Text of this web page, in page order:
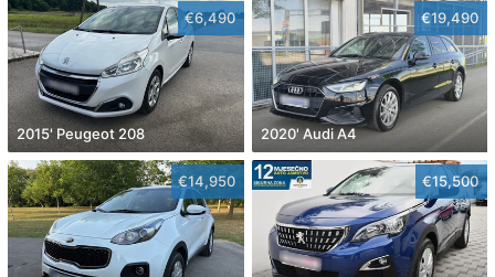
€6,490
2015' Peugeot 208
€19,490
2020' Audi A4
€14,950 €15,500